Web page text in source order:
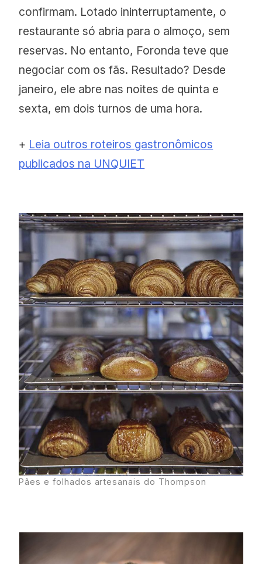
confirmam. Lotado ininterruptamente, o
restaurante só abria para o almoço, sem
reservas. No entanto, Foronda teve que
negociar com os fãs. Resultado? Desde
janeiro, ele abre nas noites de quinta e
sexta, em dois turnos de uma hora.
+ Leia outros roteiros gastronômicos
publicados na UNQUIET
Pães e folhados artesanais do Thompson